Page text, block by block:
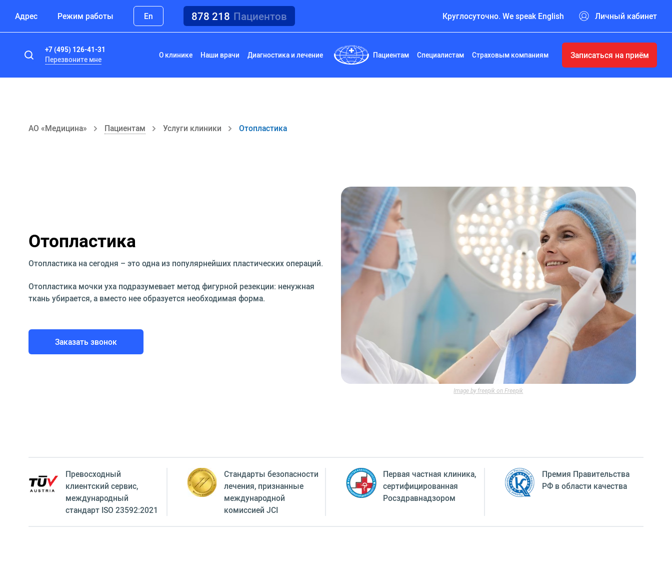
Адрес Режим работы En 878 218 Пациентов Круглосуточно. We speak English Личный кабинет
+7 (495) 126-41-31
Перезвоните мне
О клинике Наши врачи Диагностика и лечение Пациентам Специалистам Страховым компаниям Записаться на приём
АО «Медицина» Пациентам Услуги клиники Отопластика
Отопластика
Отопластика на сегодня – это одна из популярнейших пластических операций.
Отопластика мочки уха подразумевает метод фигурной резекции: ненужная
ткань убирается, а вместо нее образуется необходимая форма.
Заказать звонок
Image by freepik on Freepik
Превосходный
клиентский сервиc,
международный
стандарт ISO 23592:2021
Стандарты безопасности
лечения, признанные
международной
комиссией JCI
Первая частная клиника,
сертифицированная
Росздравнадзором
Премия Правительства
РФ в области качества